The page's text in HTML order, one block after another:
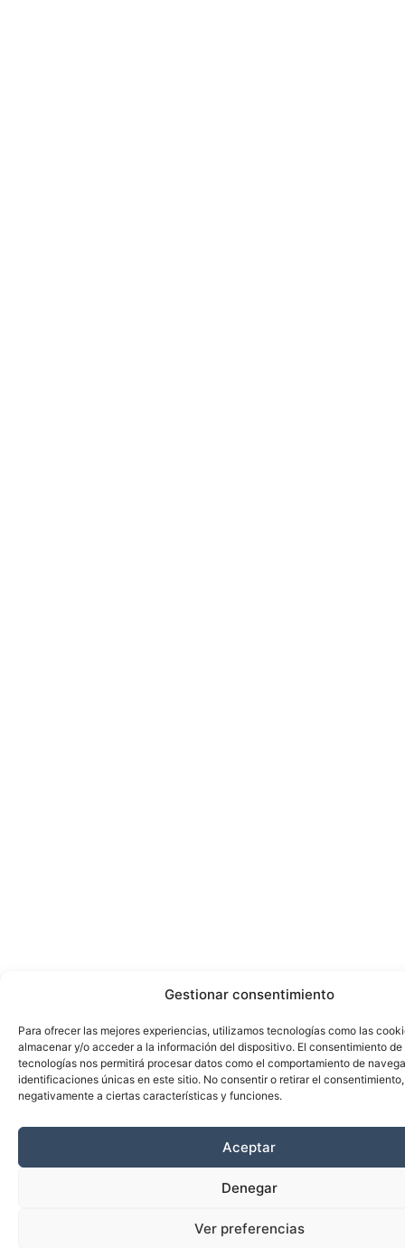
Gestionar consentimiento
Para ofrecer las mejores experiencias, utilizamos tecnologías como las
almacenar y/o acceder a la información del dispositivo. El consentimiento de
tecnologías nos permitirá procesar datos como el comportamiento de
identificaciones únicas en este sitio. No consentir o retirar el
negativamente a ciertas características y funciones.
Aceptar
Denegar
Ver preferencias